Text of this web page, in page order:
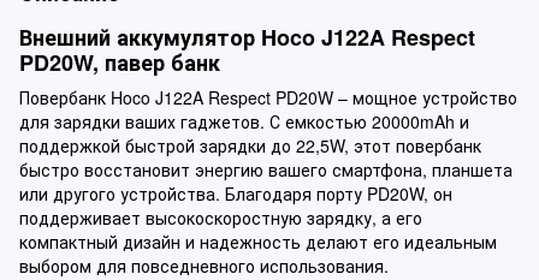
Внешний аккумулятор Hoco J122A Respect
PD20W, павер банк
Повербанк Hoco J122A Respect PD20W – мощное устройство
для зарядки ваших гаджетов. С емкостью 20000mAh и
поддержкой быстрой зарядки до 22,5W, этот повербанк
быстро восстановит энергию вашего смартфона, планшета
или другого устройства. Благодаря порту PD20W, он
поддерживает высокоскоростную зарядку, а его
компактный дизайн и надежность делают его идеальным
выбором для повседневного использования.